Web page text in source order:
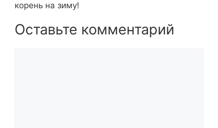
корень на зиму!
Оставьте комментарий